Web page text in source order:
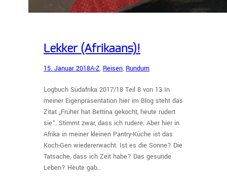
Lekker (Afrikaans)!
15. Januar 2018A-Z, Reisen, Rundum
Logbuch Südafrika 2017/18 Teil 8 von 13 In
meiner Eigenpräsentation hier im Blog steht das
Zitat „Früher hat Bettina gekocht, heute rudert
sie“. Stimmt zwar, dass ich rudere. Aber hier in
Afrika in meiner kleinen Pantry-Küche ist das
Koch-Gen wiedererwacht. Ist es die Sonne? Die
Tatsache, dass ich Zeit habe? Das gesunde
Leben? Heute gab…